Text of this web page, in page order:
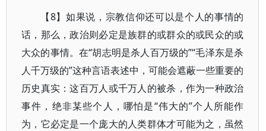
【8】如果说，宗教信仰还可以是个人的事情的
话，那么，政治则必定是族群的或群众的或民众的或
大众的事情。在“胡志明是杀人百万级的”“毛泽东是杀
人千万级的”这种言语表述中，可能会遮蔽一些重要的
历史真实：这百万人或千万人的被杀，作为一种政治
事件，绝非某些个人，哪怕是“伟大的”个人所能作
为，它必定是一个庞大的人类群体才可能为之，虽然